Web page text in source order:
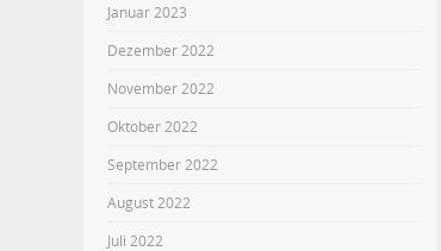
Januar 2023
Dezember 2022
November 2022
Oktober 2022
September 2022
August 2022
Juli 2022